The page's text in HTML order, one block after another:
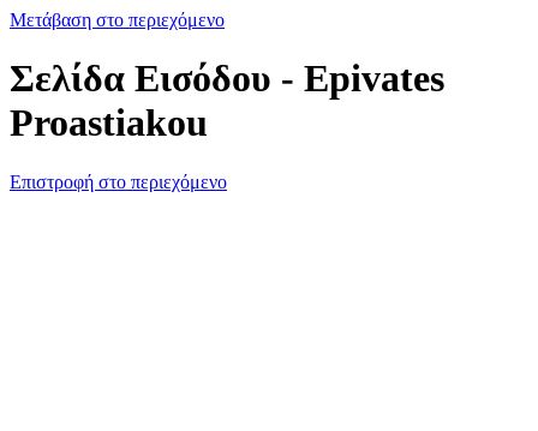
Μετάβαση στο περιεχόμενο
Σελίδα Εισόδου - Epivates
Proastiakou
Επιστροφή στο περιεχόμενο